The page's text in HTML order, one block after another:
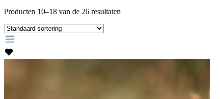
Producten 10–18 van de 26 resultaten